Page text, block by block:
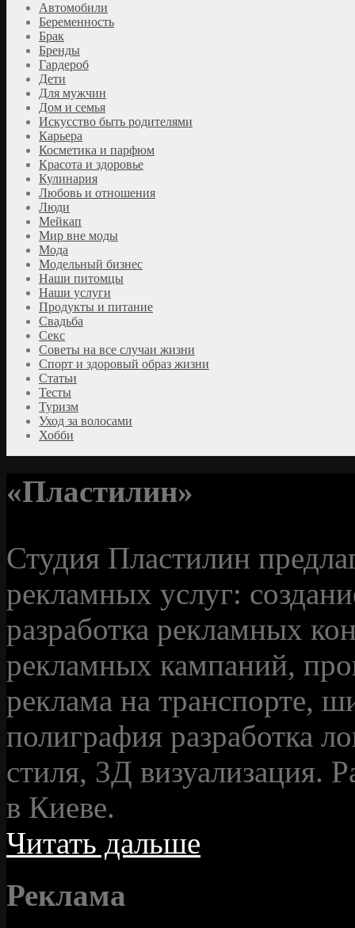
Автомобили
Беременность
Брак
Бренды
Гардероб
Дети
Для мужчин
Дом и семья
Искусство быть родителями
Карьера
Косметика и парфюм
Красота и здоровье
Кулинария
Любовь и отношения
Люди
Мейкап
Мир вне моды
Мода
Модельный бизнес
Наши питомцы
Наши услуги
Продукты и питание
Свадьба
Секс
Советы на все случаи жизни
Спорт и здоровый образ жизни
Статьи
Тесты
Туризм
Уход за волосами
Хобби
«Пластилин»
Студия Пластилин
рекламных услуг:
разработка рекламных
рекламных кампаний,
реклама на транспорте,
полиграфия разработка
стиля, 3Д визуализация.
в Киеве.
Читать дальше
Реклама